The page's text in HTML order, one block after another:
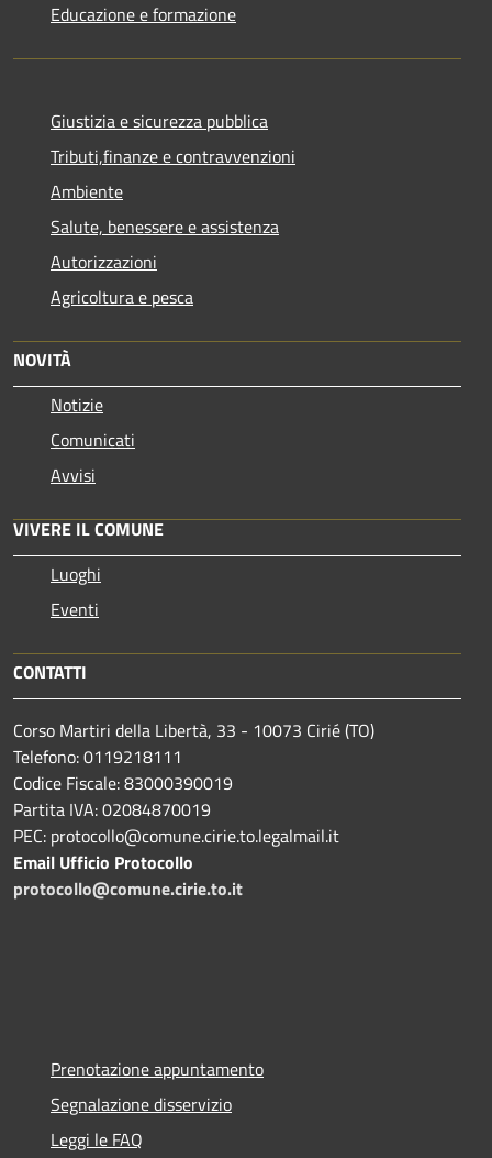
Educazione e formazione
Giustizia e sicurezza pubblica
Tributi,finanze e contravvenzioni
Ambiente
Salute, benessere e assistenza
Autorizzazioni
Agricoltura e pesca
NOVITÀ
Notizie
Comunicati
Avvisi
VIVERE IL COMUNE
Luoghi
Eventi
CONTATTI
Corso Martiri della Libertà, 33 - 10073 Cirié (TO)
Telefono: 0119218111
Codice Fiscale: 83000390019
Partita IVA: 02084870019
PEC: protocollo@comune.cirie.to.legalmail.it
Email Ufficio Protocollo
protocollo@comune.cirie.to.it
Prenotazione appuntamento
Segnalazione disservizio
Leggi le FAQ